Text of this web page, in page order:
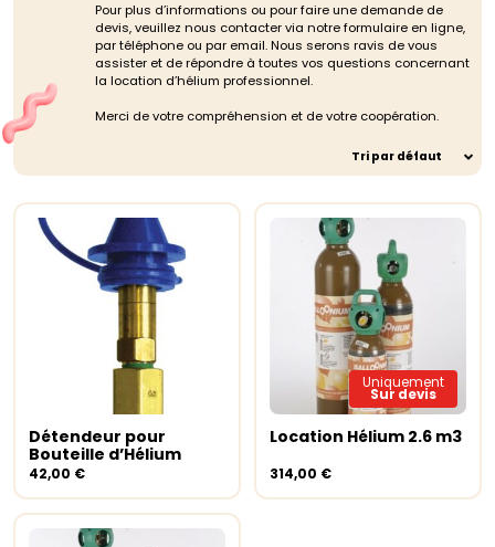
Pour plus d’informations ou pour faire une demande de
devis, veuillez nous contacter via notre formulaire en ligne,
par téléphone ou par email. Nous serons ravis de vous
assister et de répondre à toutes vos questions concernant
la location d’hélium professionnel.
Merci de votre compréhension et de votre coopération.
Tri par défaut
Ajouter au panier
Détendeur pour
Bouteille d’Hélium
42,00 €
Uniquement
Sur devis
Lire la suite
Location Hélium 2.6 m3
314,00 €